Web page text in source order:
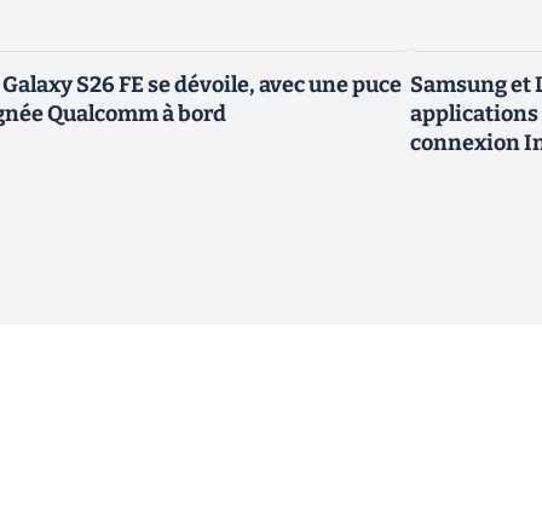
S26 FE se dévoile, avec une puce
Qualcomm à bord
Samsung et
applications
connexion